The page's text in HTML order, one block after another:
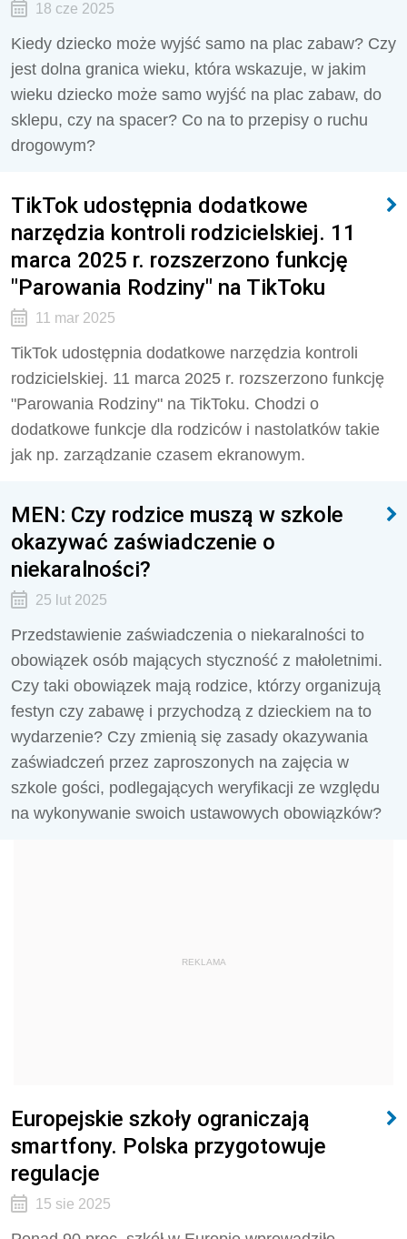
18 cze 2025
Kiedy dziecko może wyjść samo na plac zabaw? Czy
jest dolna granica wieku, która wskazuje, w jakim
wieku dziecko może samo wyjść na plac zabaw, do
sklepu, czy na spacer? Co na to przepisy o ruchu
drogowym?
TikTok udostępnia dodatkowe
narzędzia kontroli rodzicielskiej. 11
marca 2025 r. rozszerzono funkcję
"Parowania Rodziny" na TikToku
11 mar 2025
TikTok udostępnia dodatkowe narzędzia kontroli
rodzicielskiej. 11 marca 2025 r. rozszerzono funkcję
"Parowania Rodziny" na TikToku. Chodzi o
dodatkowe funkcje dla rodziców i nastolatków takie
jak np. zarządzanie czasem ekranowym.
MEN: Czy rodzice muszą w szkole
okazywać zaświadczenie o
niekaralności?
25 lut 2025
Przedstawienie zaświadczenia o niekaralności to
obowiązek osób mających styczność z małoletnimi.
Czy taki obowiązek mają rodzice, którzy organizują
festyn czy zabawę i przychodzą z dzieckiem na to
wydarzenie? Czy zmienią się zasady okazywania
zaświadczeń przez zaproszonych na zajęcia w
szkole gości, podlegających weryfikacji ze względu
na wykonywanie swoich ustawowych obowiązków?
REKLAMA
Europejskie szkoły ograniczają
smartfony. Polska przygotowuje
regulacje
15 sie 2025